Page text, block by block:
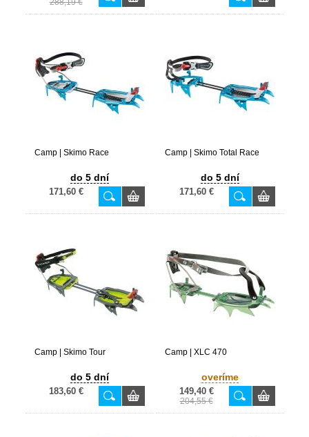
288,19 €
Camp | Skimo Race
do 5 dní
171,60 €
Camp | Skimo Total Race
do 5 dní
171,60 €
Camp | Skimo Tour
do 5 dní
183,60 €
Camp | XLC 470
overíme
149,40 €
204,55 €